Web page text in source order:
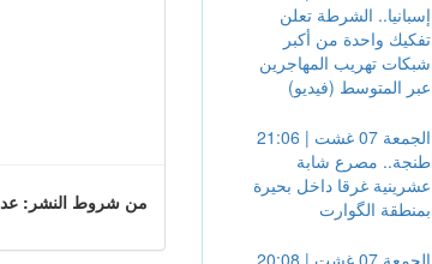
من شروط النشر: عدم
الجمعة 07 غشت | 22:30
إسبانيا.. الشرطة تعلن
تفكيك واحدة من أكبر
شبكات تهريب المهاجرين
الجمعة 07 غشت | 21:06
طنجة.. مصرع شابة
عشرينية غرقا داخل بحيرة